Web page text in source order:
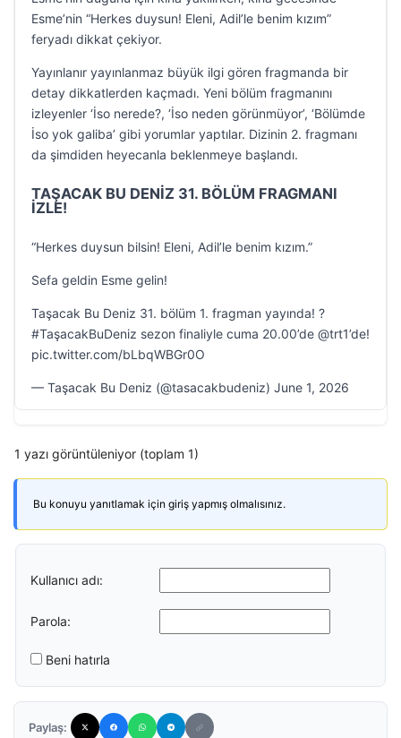
Esme’nin “Herkes duysun! Eleni, Adil’le benim kızım”
feryadı dikkat çekiyor.
Yayınlanır yayınlanmaz büyük ilgi gören fragmanda bir
detay dikkatlerden kaçmadı. Yeni bölüm fragmanını
izleyenler ‘İso nerede?, ‘İso neden görünmüyor’, ‘Bölümde
İso yok galiba’ gibi yorumlar yaptılar. Dizinin 2. fragmanı
da şimdiden heyecanla beklenmeye başlandı.
TAŞACAK BU DENİZ 31. BÖLÜM FRAGMANI
İZLE!
“Herkes duysun bilsin! Eleni, Adil’le benim kızım.”
Sefa geldin Esme gelin!
Taşacak Bu Deniz 31. bölüm 1. fragman yayında! ?
#TaşacakBuDeniz sezon finaliyle cuma 20.00’de @trt1’de!
pic.twitter.com/bLbqWBGr0O
— Taşacak Bu Deniz (@tasacakbudeniz) June 1, 2026
1 yazı görüntüleniyor (toplam 1)
Bu konuyu yanıtlamak için giriş yapmış olmalısınız.
Kullanıcı adı:
Parola:
Beni hatırla
Paylaş: